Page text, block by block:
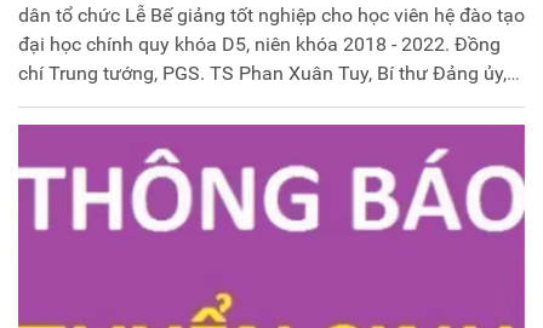
dân tổ chức Lễ Bế giảng tốt nghiệp cho học viên hệ đào tạo
đại học chính quy khóa D5, niên khóa 2018 - 2022. Đồng
chí Trung tướng, PGS. TS Phan Xuân Tuy, Bí thư Đảng ủy,
Giám đốc Học viện chủ trì buổi Lễ. Tham dự buổi Lễ có:
đồng chí Đại tá Phayvăn Sítthịchăn, Trưởng Cơ quan đại
diện Công an Lào tại Việt Nam; các đồng chí trong Ban
Giám đốc Học viện; lãnh đạo các đơn vị thuộc Học viện
cùng toàn thể học viên khóa học.